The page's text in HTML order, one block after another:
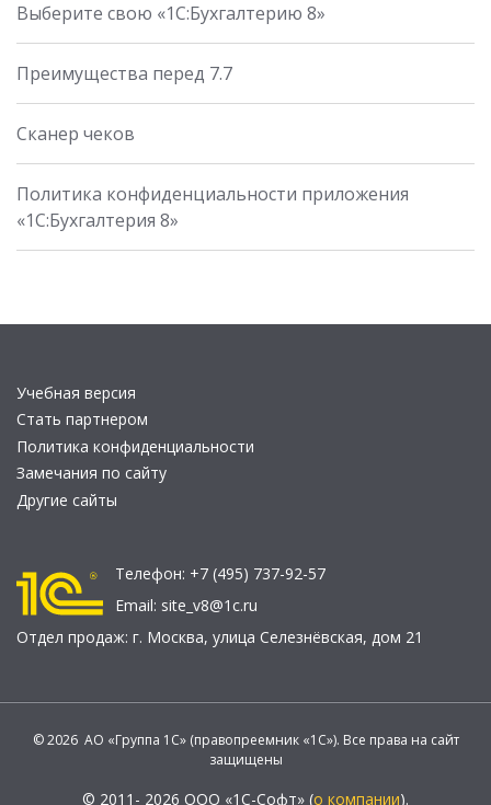
Выберите свою «1С:Бухгалтерию 8»
Преимущества перед 7.7
Сканер чеков
Политика конфиденциальности приложения
«1С:Бухгалтерия 8»
Учебная версия
Стать партнером
Политика конфиденциальности
Замечания по сайту
Другие сайты
Телефон: +7 (495) 737-92-57
Email: site_v8@1c.ru
Отдел продаж: г. Москва, улица Селезнёвская, дом 21
© 2026 АО «Группа 1С» (правопреемник «1С»). Все права на сайт
защищены
© 2011- 2026 ООО «1С-Софт» (о компании).